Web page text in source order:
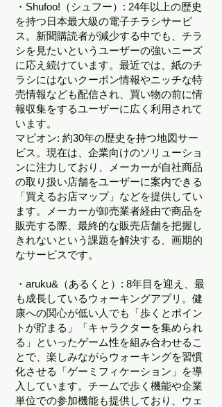
・Shufoo!（シュフー）: 24年以上の歴史
を持つ日本最大級の電子チラシサービ
ス。新聞購読者が減少する中でも、チラ
シを見たいというユーザーの強いニーズ
に応え続けています。最近では、紙のチ
ラシにはないクーポン情報やニッチな特
売情報なども配信され、買い物の前に情
報収集をするユーザーに広く利用されて
います。
マピオン: 約30年の歴史を持つ地図サー
ビス。現在は、企業向けのソリューショ
ンに注力しており、メーカーが自社商品
の取り扱い店舗をユーザーに案内できる
「買えるお店マップ」などを提供してい
ます。メーカーが卸売業者経由で商品を
販売する際、最終的な販売店舗を把握し
きれないという課題を解決する、画期的
なサービスです。
・aruku&（あるくと）: 8年目を迎え、最
も成長しているウォーキングアプリ。健
康への関心が低い人でも「歩くとポイン
トが貯まる」「キャラクターを集められ
る」といったゲーム性を組み合わせるこ
とで、楽しみながらウォーキングを習慣
化させる「ゲーミフィケーション」を導
入しています。チームで歩く機能や企業
単位での参加機能も提供しており、ウェ